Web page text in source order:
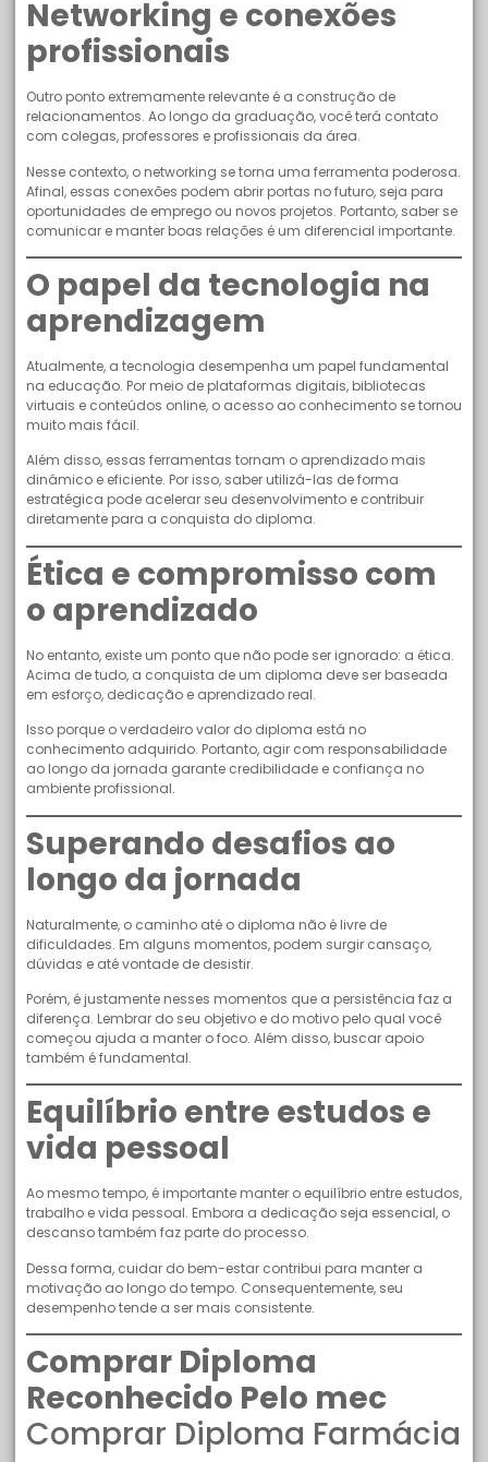
Networking e conexões
profissionais
Outro ponto extremamente relevante é a construção de
relacionamentos. Ao longo da graduação, você terá contato
com colegas, professores e profissionais da área.
Nesse contexto, o networking se torna uma ferramenta poderosa.
Afinal, essas conexões podem abrir portas no futuro, seja para
oportunidades de emprego ou novos projetos. Portanto, saber se
comunicar e manter boas relações é um diferencial importante.
O papel da tecnologia na
aprendizagem
Atualmente, a tecnologia desempenha um papel fundamental
na educação. Por meio de plataformas digitais, bibliotecas
virtuais e conteúdos online, o acesso ao conhecimento se tornou
muito mais fácil.
Além disso, essas ferramentas tornam o aprendizado mais
dinâmico e eficiente. Por isso, saber utilizá-las de forma
estratégica pode acelerar seu desenvolvimento e contribuir
diretamente para a conquista do diploma.
Ética e compromisso com
o aprendizado
No entanto, existe um ponto que não pode ser ignorado: a ética.
Acima de tudo, a conquista de um diploma deve ser baseada
em esforço, dedicação e aprendizado real.
Isso porque o verdadeiro valor do diploma está no
conhecimento adquirido. Portanto, agir com responsabilidade
ao longo da jornada garante credibilidade e confiança no
ambiente profissional.
Superando desafios ao
longo da jornada
Naturalmente, o caminho até o diploma não é livre de
dificuldades. Em alguns momentos, podem surgir cansaço,
dúvidas e até vontade de desistir.
Porém, é justamente nesses momentos que a persistência faz a
diferença. Lembrar do seu objetivo e do motivo pelo qual você
começou ajuda a manter o foco. Além disso, buscar apoio
também é fundamental.
Equilíbrio entre estudos e
vida pessoal
Ao mesmo tempo, é importante manter o equilíbrio entre estudos,
trabalho e vida pessoal. Embora a dedicação seja essencial, o
descanso também faz parte do processo.
Dessa forma, cuidar do bem-estar contribui para manter a
motivação ao longo do tempo. Consequentemente, seu
desempenho tende a ser mais consistente.
Comprar Diploma
Reconhecido Pelo mec
Comprar Diploma Farmácia